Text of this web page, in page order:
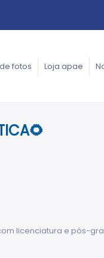
fotos Loja apae
com licenciatura e